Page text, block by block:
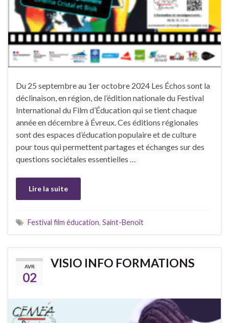
Du 25 septembre au 1er octobre 2024 Les Échos sont la
déclinaison, en région, de l’édition nationale du Festival
International du Film d’Éducation qui se tient chaque
année en décembre à Évreux. Ces éditions régionales
sont des espaces d’éducation populaire et de culture
pour tous qui permettent partages et échanges sur des
questions sociétales essentielles …
Lire la suite
Festival film éducation, Saint-Benoît
AVR
02
VISIO INFO FORMATIONS